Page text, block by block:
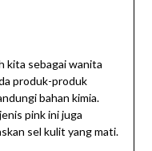
kita sebagai wanita
produk-produk
bahan kimia.
pink ini juga
sel kulit yang mati.